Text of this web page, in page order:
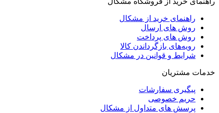
راهنمای خرید از مشکال
روش های ارسال
روش های پرداخت
رویه‌های بازگرداندن کالا
شرایط و قوانین در مشکال
خدمات مشتریان
پیگیری سفارشات
حریم خصوصی
پرسش های متداول از مشکال